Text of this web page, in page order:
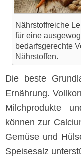
Nährstoffreiche
für eine
bedarfsgerechte
Nährstoffen.
Die beste
Ernährung.
Milchprodukte
können zur
Gemüse und
Speisesalz